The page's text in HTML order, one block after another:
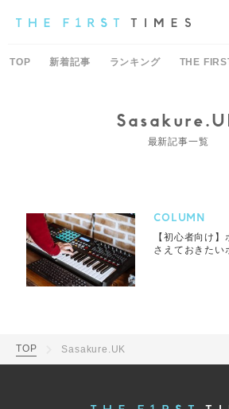
TOP 新着記事 ランキング THE
最新記事一覧
COLUMN
【初心者向け
さえておきたい
TOP Sasakure.UK